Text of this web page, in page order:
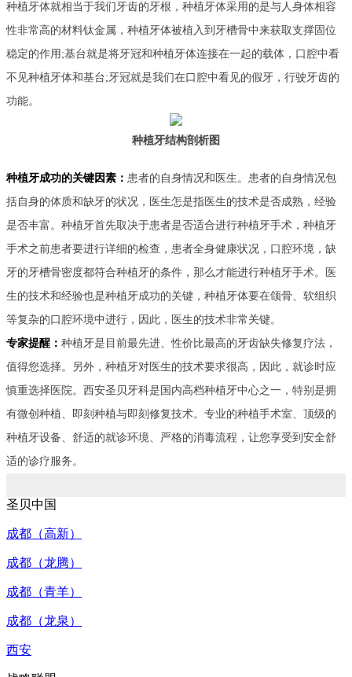
种植牙体就相当于我们牙齿的牙根，种植牙体采用的是与人身体相容
性非常高的材料钛金属，种植牙体被植入到牙槽骨中来获取支撑固位
稳定的作用;基台就是将牙冠和种植牙体连接在一起的载体，口腔中看
不见种植牙体和基台;牙冠就是我们在口腔中看见的假牙，行驶牙齿的
功能。
种植牙结构剖析图
种植牙成功的关键因素： 患者的自身情况和医生。患者的自身情况包
括自身的体质和缺牙的状况，医生怎是指医生的技术是否成熟，经验
是否丰富。种植牙首先取决于患者是否适合进行种植牙手术，种植牙
手术之前患者要进行详细的检查，患者全身健康状况，口腔环境，缺
牙的牙槽骨密度都符合种植牙的条件，那么才能进行种植牙手术。医
生的技术和经验也是种植牙成功的关键，种植牙体要在颌骨、软组织
等复杂的口腔环境中进行，因此，医生的技术非常关键。
专家提醒： 种植牙是目前最先进、性价比最高的牙齿缺失修复疗法，
值得您选择。另外，种植牙对医生的技术要求很高，因此，就诊时应
慎重选择医院。西安圣贝牙科是国内高档种植牙中心之一，特别是拥
有微创种植、即刻种植与即刻修复技术。专业的种植手术室、顶级的
种植牙设备、舒适的就诊环境、严格的消毒流程，让您享受到安全舒
适的诊疗服务。
圣贝中国
成都（高新）
成都（龙腾）
成都（青羊）
成都（龙泉）
西安